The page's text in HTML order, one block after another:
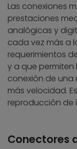
Las conexiones
prestaciones
analógicas y
cada vez más a
requerimientos
y a que
conexión de
más velocidad.
reproducción de
Conectores